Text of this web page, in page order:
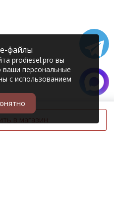
в магазин
файлы
prodiesel.pro вы
ваши персональные
с использованием